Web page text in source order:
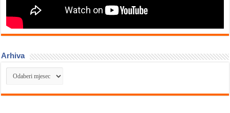
Arhiva
Arhiva